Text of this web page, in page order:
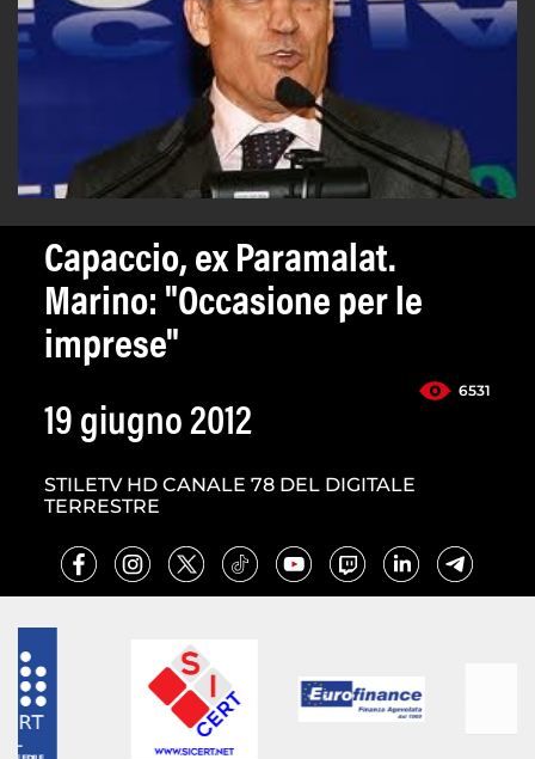
Capaccio, ex Paramalat.
Marino: "Occasione per le
imprese"
6531
19 giugno 2012
STILETV HD CANALE 78 DEL DIGITALE
TERRESTRE